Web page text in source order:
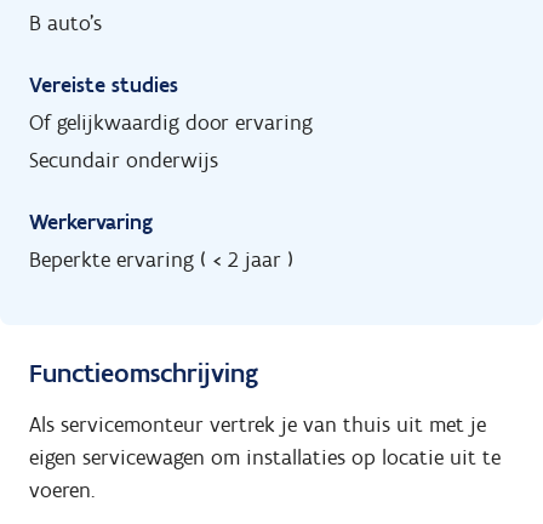
B auto's
Vereiste studies
Of gelijkwaardig door ervaring
Secundair onderwijs
Werkervaring
Beperkte ervaring ( < 2 jaar )
Functieomschrijving
Als servicemonteur vertrek je van thuis uit met je
eigen servicewagen om installaties op locatie uit te
voeren.